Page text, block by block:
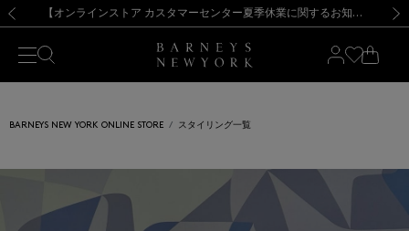
新規登録のお客様も対象！＜MY BARNEYS＞会員のお客様は11,000円（税込）以上のお買上げで常時送料無料！お買い物の際は会員登録を！
【夏季休業に伴う出荷一時停止のお知らせ】(2026.8.7) 【オンラインストア カスタマーセンター夏季休業に関するお知らせ】（2026.8.7）
【夏季休業に伴う返品・交換承り一時停止のお知らせ】（2026.8.5）
熊本県を中心とした地震の影響によるお荷物のお届けについて
【開催中】SUMMER SALEのご案内・ご注意事項 新規登録のお客様も対象！＜MY BARNEYS＞会員のお客様は11,000円（税込）以上のお買上げで常時送料無料！お買い物の際は会員登録を！
【夏季休業に伴う出荷一時停止のお知らせ】(2026.8.7)
BARNEYS NEW YORK ONLINE STORE スタイリング一覧